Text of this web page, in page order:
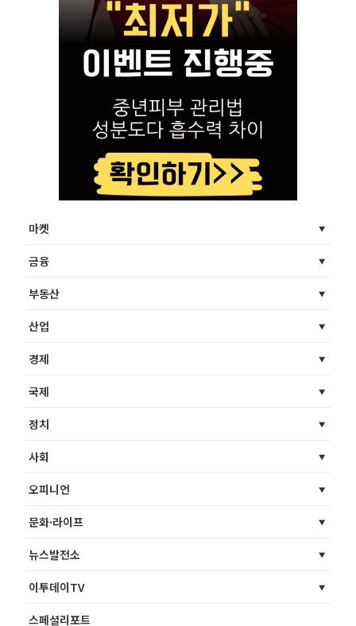
마켓
금융
부동산
산업
경제
국제
정치
사회
오피니언
문화·라이프
뉴스발전소
이투데이TV
스페셜리포트